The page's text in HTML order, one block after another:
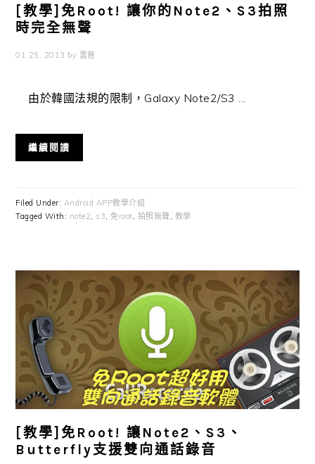
[教學]免Root! 讓你的Note2、S3拍照
時完全無聲
01 25, 2013 by 雲爸
由於韓國法規的限制，Galaxy Note2/S3 ...
繼續閱讀
Filed Under: Android APP教學介紹
Tagged With: note2, s3,免root, 拍照無聲 , 教學
[教學]免Root! 讓Note2、S3、
Butterfly支援雙向通話錄音